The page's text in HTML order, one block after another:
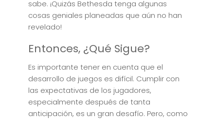
sabe. ¡Quizás Bethesda tenga algunas
cosas geniales planeadas que aún no han
revelado!
Entonces, ¿Qué Sigue?
Es importante tener en cuenta que el
desarrollo de juegos es difícil. Cumplir con
las expectativas de los jugadores,
especialmente después de tanta
anticipación, es un gran desafío. Pero, como